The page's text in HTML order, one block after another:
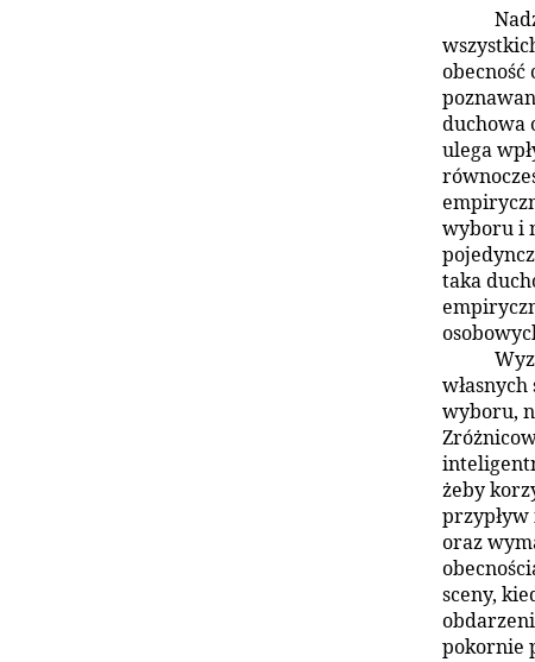
duchowa
ulega
wyboru i
taka
wyboru,
żeby
oraz
sceny,
pokornie